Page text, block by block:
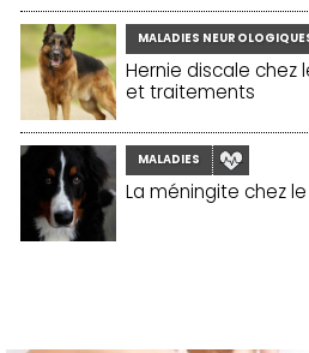
MALADIES
Hernie discale chez
et traitements
MALADIES
La méningite chez